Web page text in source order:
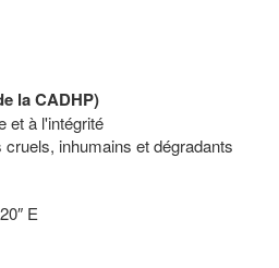
la CADHP)
et à l'intégrité
inhumains et dégradants
E